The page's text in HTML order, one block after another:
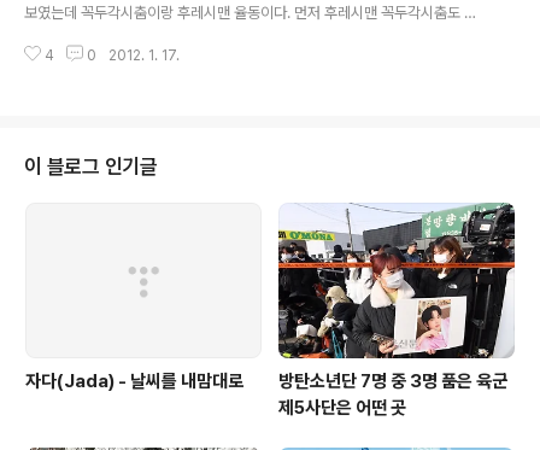
친구놈 아구창(?)을 날려 즉각 제압했단다... 그런 얘긴 전
착한 울아들은 어디로 갔단 말인가... 아들아... 누구냐 넌...
보였는데 꼭두각시춤이랑 후레시맨 율동이다. 먼저 후레시맨 꼭두각시춤도 있
4 0 2012. 1. 17.
이 블로그 인기글
자다(Jada) - 날씨를 내맘대로
방탄소년단 7명 중 3명 품은 육군
제5사단은 어떤 곳